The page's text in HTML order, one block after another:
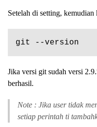
Setelah di setting,
git --version
Jika versi git sudah versi
berhasil.
Note : Jika user tidak
setiap perintah ti